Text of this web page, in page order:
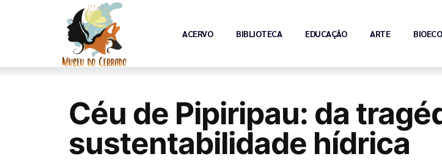
ACERVO BIBLIOTECA EDUCAÇÃO ARTE
Céu de Pipiripau: da
sustentabilidade hídrica